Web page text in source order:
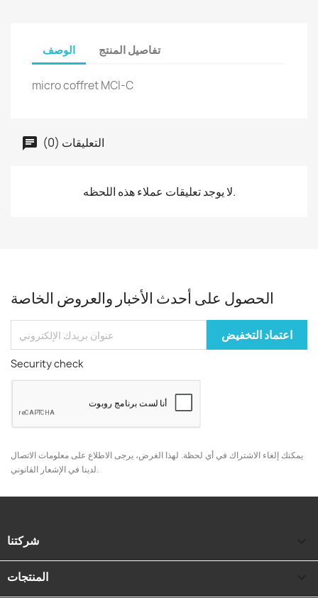
الوصف تفاصيل المنتج
micro coffret MCI-C
التعليقات (0)
لا يوجد تعليقات عملاء هذه اللحظه.
الحصول على أحدث الأخبار والعروض الخاصة
Security check
يمكنك إلغاء الاشتراك في أي لحظة. لهذا الغرض، يرجى الاطلاع على معلومات الاتصال
لدينا في الإشعار القانوني.
شركتنا
المنتجات